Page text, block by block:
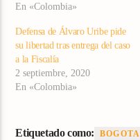
En «Colombia»
Defensa de Álvaro Uribe pide
su libertad tras entrega del caso
a la Fiscalía
2 septiembre, 2020
En «Colombia»
Etiquetado como: BOGOTA